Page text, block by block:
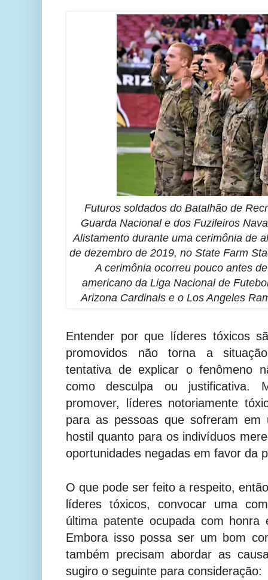
Futuros soldados do Batalhão de
Guarda Nacional e dos Fuzileiros
Alistamento durante uma cerimônia de
de dezembro de 2019, no State Farm
A cerimônia ocorreu pouco antes
americano da Liga Nacional de
Arizona Cardinals e o Los Angeles
Entender por que líderes tóxicos
promovidos não torna a
tentativa de explicar o fenômeno
como desculpa ou justificativa.
promover, líderes notoriamente
para as pessoas que sofreram em
hostil quanto para os indivíduos
oportunidades negadas em favor da
O que pode ser feito a respeito,
líderes tóxicos, convocar uma
última patente ocupada com honra
Embora isso possa ser um bom
também precisam abordar as
sugiro o seguinte para consideração: